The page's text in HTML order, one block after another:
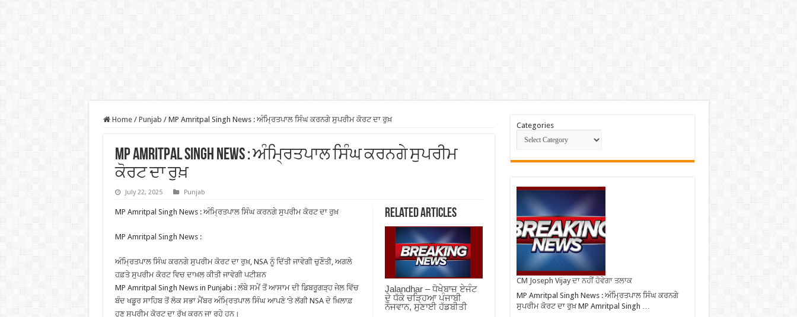
Home / Punjab / MP Amritpal Singh News : ਅੰਮ੍ਰਿਤਪਾਲ ਸਿੰਘ ਕਰਨਗੇ ਸੁਪਰੀਮ ਕੋਰਟ ਦਾ ਰੁਖ਼
MP Amritpal Singh News : ਅੰਮ੍ਰਿਤਪਾਲ ਸਿੰਘ ਕਰਨਗੇ ਸੁਪਰੀਮ
ਕੋਰਟ ਦਾ ਰੁਖ਼
July 22, 2025 Punjab
Related Articles
Jalandhar – ਧੋਖੇਬਾਜ਼ ਏਜੰਟ
ਦੇ ਧੱਕੇ ਚੜ੍ਹਿਆ ਪੰਜਾਬੀ
ਨੌਜਵਾਨ, ਸੁਣਾਈ ਹੱਡਬੀਤੀ
MP Amritpal Singh News : ਅੰਮ੍ਰਿਤਪਾਲ ਸਿੰਘ ਕਰਨਗੇ ਸੁਪਰੀਮ ਕੋਰਟ ਦਾ ਰੁਖ਼
MP Amritpal Singh News :
ਅੰਮ੍ਰਿਤਪਾਲ ਸਿੰਘ ਕਰਨਗੇ ਸੁਪਰੀਮ ਕੋਰਟ ਦਾ ਰੁਖ਼, NSA ਨੂੰ ਦਿੱਤੀ ਜਾਵੇਗੀ ਚੁਣੌਤੀ, ਅਗਲੇ
ਹਫ਼ਤੇ ਸੁਪਰੀਮ ਕੋਰਟ ਵਿਚ ਦਾਖ਼ਲ ਕੀਤੀ ਜਾਵੇਗੀ ਪਟੀਸ਼ਨ
MP Amritpal Singh News in Punjabi : ਲੰਬੇ ਸਮੇਂ ਤੋਂ ਆਸਾਮ ਦੀ ਡਿਬਰੂਗੜ੍ਹ ਜੇਲ ਵਿੱਚ
ਬੰਦ ਖਡੂਰ ਸਾਹਿਬ ਤੋਂ ਲੋਕ ਸਭਾ ਮੈਂਬਰ ਅੰਮ੍ਰਿਤਪਾਲ ਸਿੰਘ ਆਪਣੇ ‘ਤੇ ਲੱਗੀ NSA ਦੇ ਖ਼ਿਲਾਫ਼
ਹੁਣ ਸੁਪਰੀਮ ਕੋਰਟ ਦਾ ਰੁੱਖ ਕਰਨ ਜਾ ਰਹੇ ਹਨ।
Categories
CM Joseph Vijay ਦਾ ਨਹੀਂ ਹੋਵੇਗਾ ਤਲਾਕ
MP Amritpal Singh News : ਅੰਮ੍ਰਿਤਪਾਲ ਸਿੰਘ ਕਰਨਗੇ
ਸੁਪਰੀਮ ਕੋਰਟ ਦਾ ਰੁਖ਼ MP Amritpal Singh …